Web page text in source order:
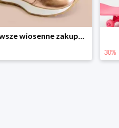
-30% na wszystko!!
40%